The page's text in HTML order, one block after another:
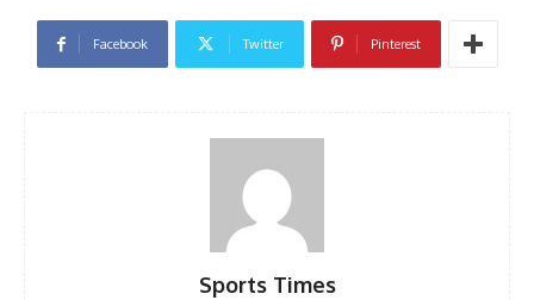
Facebook Twitter Pinterest
Sports Times